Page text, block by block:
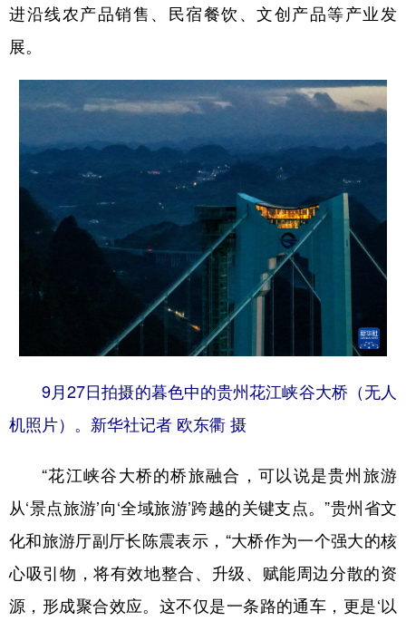
进沿线农产品销售、民宿餐饮、文创产品等产业发
展。
9月27日拍摄的暮色中的贵州花江峡谷大桥（无人
机照片）。新华社记者 欧东衢 摄
“花江峡谷大桥的桥旅融合，可以说是贵州旅游
从‘景点旅游’向‘全域旅游’跨越的关键支点。”贵州省文
化和旅游厅副厅长陈震表示，“大桥作为一个强大的核
心吸引物，将有效地整合、升级、赋能周边分散的资
源，形成聚合效应。这不仅是一条路的通车，更是‘以